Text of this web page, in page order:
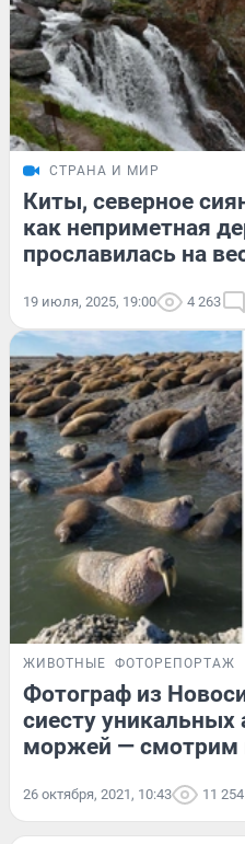
СТРАНА И МИР
Киты, северное
как неприметная
прославилась на
19 июля, 2025, 19:00 4 263
ЖИВОТНЫЕ ФОТОРЕПОРТАЖ
Фотограф из
сиесту уникальных
моржей — смотрим
26 октября, 2021, 10:43 11 254